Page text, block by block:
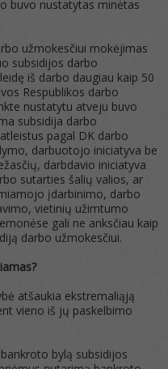
buvo nustatytas minėtas
užmokesčiui mokėjimas
subsidijos darbo
iš darbo daugiau kaip 50
Respublikos darbo
nustatytu atveju buvo
subsidija darbo
pagal DK darbo
darbuotojo iniciatyva be
darbdavio iniciatyva
sutarties šalių valios, ar
įdarbinimo, darbo
vietinių užimtumo
gali ne anksčiau kaip
darbo užmokesčiui.
atšaukia ekstremaliąją
vieno iš jų paskelbimo
bylą subsidijos